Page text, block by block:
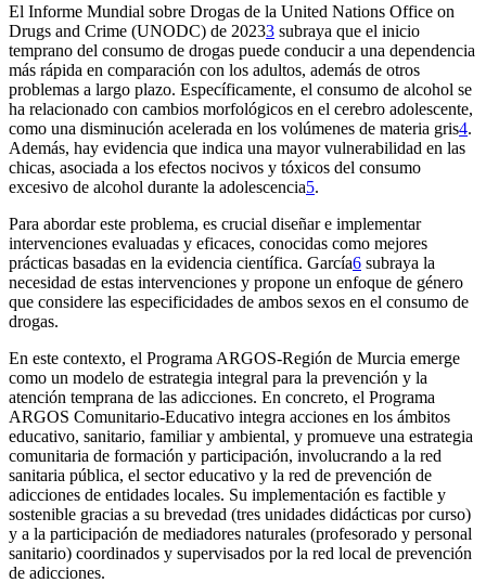
El Informe Mundial sobre Drogas de la United Nations Office on
Drugs and Crime (UNODC) de 20233 subraya que el inicio
temprano del consumo de drogas puede conducir a una dependencia
más rápida en comparación con los adultos, además de otros
problemas a largo plazo. Específicamente, el consumo de alcohol se
ha relacionado con cambios morfológicos en el cerebro adolescente,
como una disminución acelerada en los volúmenes de materia gris4.
Además, hay evidencia que indica una mayor vulnerabilidad en las
chicas, asociada a los efectos nocivos y tóxicos del consumo
excesivo de alcohol durante la adolescencia5.
Para abordar este problema, es crucial diseñar e implementar
intervenciones evaluadas y eficaces, conocidas como mejores
prácticas basadas en la evidencia científica. García6 subraya la
necesidad de estas intervenciones y propone un enfoque de género
que considere las especificidades de ambos sexos en el consumo de
drogas.
En este contexto, el Programa ARGOS-Región de Murcia emerge
como un modelo de estrategia integral para la prevención y la
atención temprana de las adicciones. En concreto, el Programa
ARGOS Comunitario-Educativo integra acciones en los ámbitos
educativo, sanitario, familiar y ambiental, y promueve una estrategia
comunitaria de formación y participación, involucrando a la red
sanitaria pública, el sector educativo y la red de prevención de
adicciones de entidades locales. Su implementación es factible y
sostenible gracias a su brevedad (tres unidades didácticas por curso)
y a la participación de mediadores naturales (profesorado y personal
sanitario) coordinados y supervisados por la red local de prevención
de adicciones.